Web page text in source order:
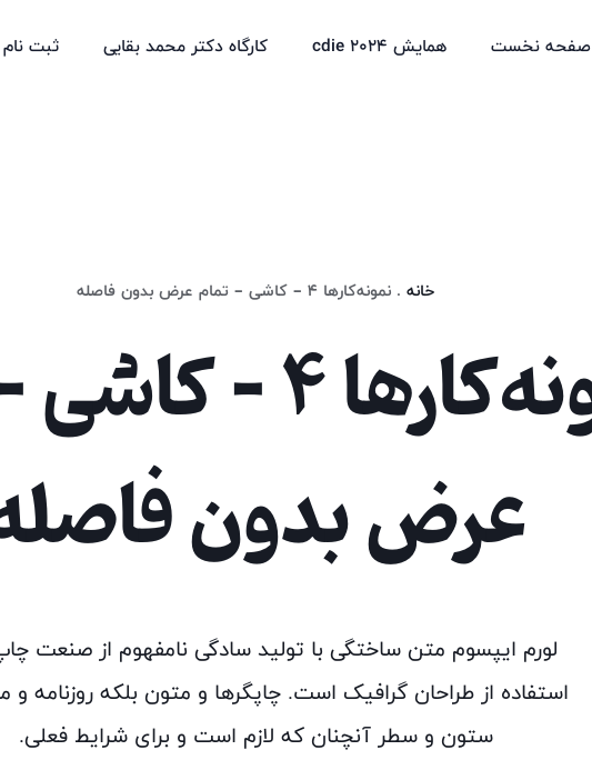
صفحه نخست همایش cdie 2024 کارگاه دکتر محمد بقایی ثبت نام
خانه . نمونه‌کارها 4 – کاشی – تمام عرض بدون فاصله
نمونه‌کارها 4
عرض بدون
لورم ایپسوم متن ساختگی با تولید سادگی نامفهوم از صنعت
استفاده از طراحان گرافیک است. چاپگرها و متون بلکه روزنامه و
ستون و سطر آنچنان که لازم است و برای شرایط فعلی.